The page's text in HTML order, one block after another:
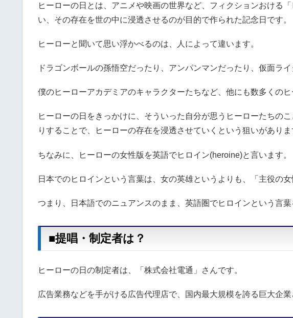
ヒーローの日とは、アニメや映画の世界など、フィクションおける
い、その存在を世の中に浸透させるのが目的で作られた記念日です。
ヒーローと聞いて思い浮かべるのは、人によって違います。
ドラゴンボールの孫悟空だったり、アンパンマンだったり、仮面ラ
僕のヒーローアカデミアのキャラクターたちなど、他にも数多くのヒ
ヒーローの日をきっかけに、そういった自分が思うヒーローたちの
りすることで、ヒーローの存在を浸透させていくという狙いがありま
ちなみに、ヒーローの女性版を英語でヒロイン(heroine)と言います。
日本でのヒロインという言葉は、女の英雄というよりも、「主役の
つまり、日本語でのニュアンスのまま、英語圏でヒロインという言
■提唱・制定者は？
ヒーローの日の制定者は、「株式会社電通」さんです。
広告業務などを手がける広告代理店で、国内最大規模を誇る巨大企業